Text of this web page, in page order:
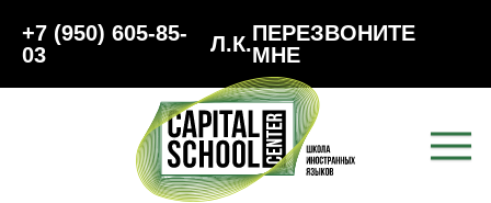
+7 (950) 605-85-
03
Л.К.ПЕРЕЗВОНИТЕ
МНЕ